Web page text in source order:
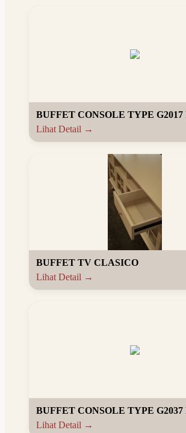
BUFFET CONSOLE TYPE G2017
Lihat Detail →
BUFFET TV CLASICO
Lihat Detail →
BUFFET CONSOLE TYPE G2037
Lihat Detail →